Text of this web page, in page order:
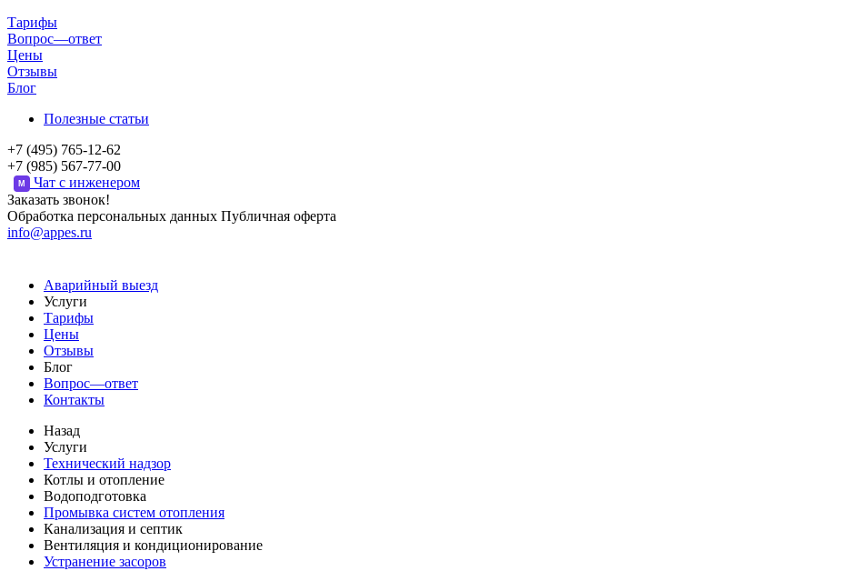
Тарифы
Вопрос—ответ
Цены
Отзывы
Блог
Полезные статьи
+7 (495) 765-12-62
+7 (985) 567-77-00
M
Чат с инженером
Заказать звонок!
Обработка персональных данных Публичная оферта
info@appes.ru
Аварийный выезд
Услуги
Тарифы
Цены
Отзывы
Блог
Вопрос—ответ
Контакты
Назад
Услуги
Технический надзор
Котлы и отопление
Водоподготовка
Промывка систем отопления
Канализация и септик
Вентиляция и кондиционирование
Устранение засоров